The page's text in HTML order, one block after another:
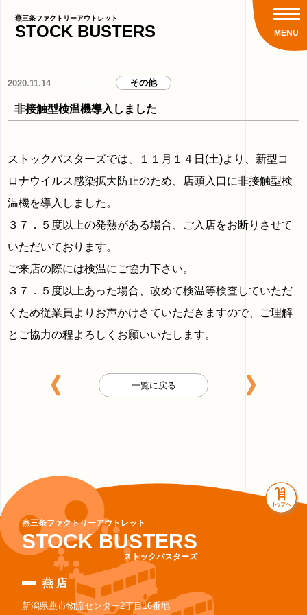
燕三条ファクトリーアウトレット
STOCK BUSTERS MENU
2020.11.14 その他
非接触型検温機導入しました
ストックバスターズでは、１１月１４日(土)より、新型コ
ロナウイルス感染拡大防止のため、店頭入口に非接触型検
温機を導入しました。
３７．５度以上の発熱がある場合、ご入店をお断りさせて
いただいております。
ご来店の際には検温にご協力下さい。
３７．５度以上あった場合、改めて検温等検査していただ
くため従業員よりお声かけさていただきますので、ご理解
とご協力の程よろしくお願いいたします。
一覧に戻る
燕三条ファクトリーアウトレット
STOCK BUSTERS
ストックバスターズ
燕 店
新潟県燕市物流センター2丁目16番地